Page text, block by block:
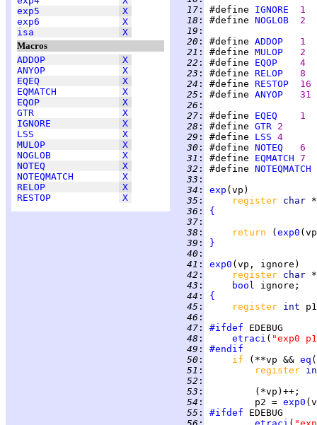
exp5
X
exp6
X
isa
X
Macros
ADDOP
X
ANYOP
X
EQEQ
X
EQMATCH
X
EQOP
X
GTR
X
IGNORE
X
LSS
X
MULOP
X
NOGLOB
X
NOTEQ
X
NOTEQMATCH
X
RELOP
X
RESTOP
X
  17
: #define IGNORE
  18
: #define NOGLOB
  19
:
  20
: #define ADDOP
1
  21
: #define MULOP
2
  22
: #define EQOP
4
  23
: #define RELOP
8
  24
: #define RESTOP
16
  25
: #define ANYOP
31
  26
:
  27
: #define EQEQ
1
  28
: #define GTR 2
  29
: #define LSS 4
  30
: #define NOTEQ
6
  31
: #define EQMATCH 7
  32
: #define NOTEQMATCH
  33
:
  34
: exp
  35
: register char
  36
:
{
  37
:
  38
: return ( exp0
  39
:
}
  40
:
  41
: exp0
  42
: register char
  43
: bool
  44
:
{
  45
: register int
  46
:
  47
: #ifdef
  48
: etraci ( "exp0
  49
:
#endif
  50
: if (**vp && eq
  51
: register
  52
:
  53
:
  54
:
         p2 =
exp0
  55
: #ifdef